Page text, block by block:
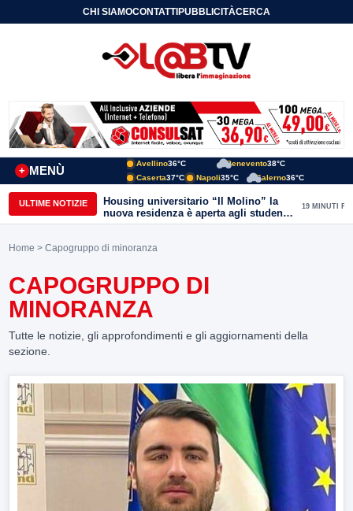
CHI SIAMOCONTATTIPUBBLICITÀCERCA
MENÙ
+
Avellino36°C Benevento38°C
Caserta37°C Napoli35°C Salerno36°C
ULTIME NOTIZIE
Housing universitario “Il Molino” la
nuova residenza è aperta agli studenti
del Conservatorio “Nicola Sala” e
19 MINUTI FA
Home > Capogruppo di minoranza
CAPOGRUPPO DI
MINORANZA
Tutte le notizie, gli approfondimenti e gli aggiornamenti della
sezione.